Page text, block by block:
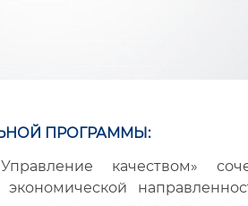
ПРОГРАММЫ:
качеством»